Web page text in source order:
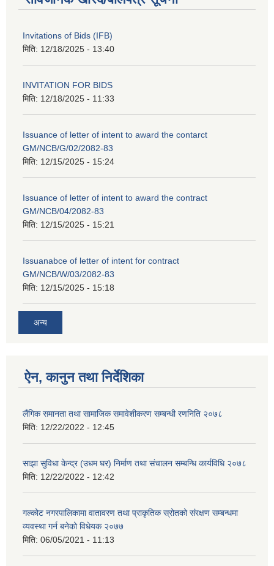
Invitations of Bids (IFB)
मिति: 12/18/2025 - 13:40
INVITATION FOR BIDS
मिति: 12/18/2025 - 11:33
Issuance of letter of intent to award the contarct
GM/NCB/G/02/2082-83
मिति: 12/15/2025 - 15:24
Issuance of letter of intent to award the contract
GM/NCB/04/2082-83
मिति: 12/15/2025 - 15:21
Issuanabce of letter of intent for contract
GM/NCB/W/03/2082-83
मिति: 12/15/2025 - 15:18
अन्य
ऐन, कानुन तथा निर्देशिका
लैंगिक समानता तथा सामाजिक समावेशीकरण सम्बन्धी रणनिति २०७८
मिति: 12/22/2022 - 12:45
साझा सुविधा केन्द्र (उधम घर) निर्माण तथा संचालन सम्बन्धि कार्यविधि २०७८
मिति: 12/22/2022 - 12:42
गल्कोट नगरपालिकामा वातावरण तथा प्राकृतिक स्रोतको संरक्षण सम्बन्धमा
व्यवस्था गर्न बनेको विधेयक २०७७
मिति: 06/05/2021 - 11:13